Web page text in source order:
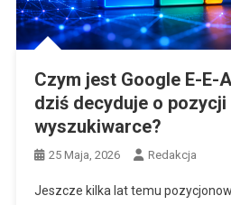
Czym jest Google E-E-
dziś decyduje o pozycji
wyszukiwarce?
25 Maja, 2026 Redakcja
Jeszcze kilka lat temu